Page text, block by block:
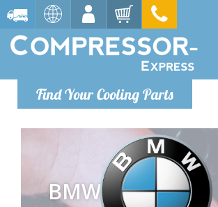
Find Your Cooling Parts
BMW